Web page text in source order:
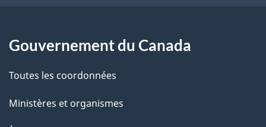
Gouvernement du Canada
Toutes les coordonnées
Ministères et organismes